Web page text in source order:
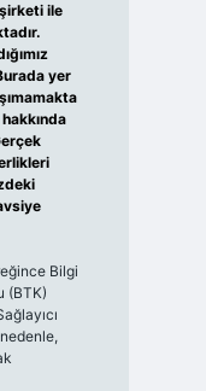
ile
yer
Bilgi
(BTK)